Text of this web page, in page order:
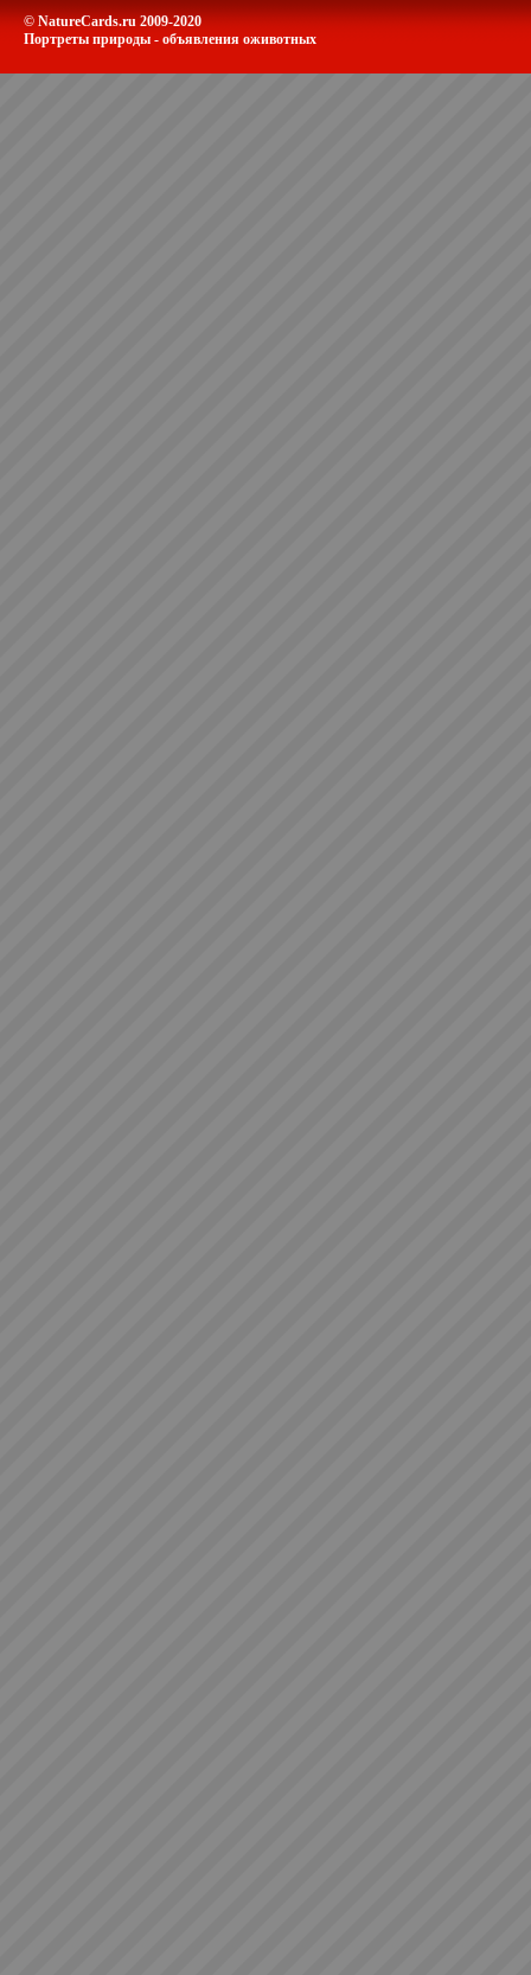
© NatureCards.ru 2009-2020
Портреты природы - объявления оживотных